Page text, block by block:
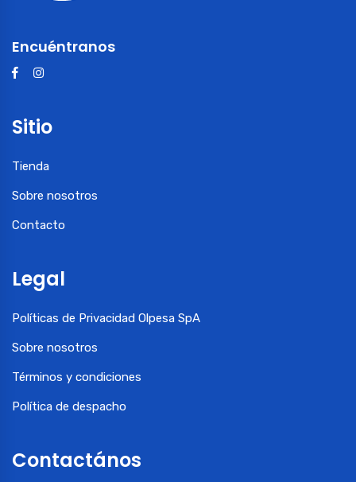
Encuéntranos
Sitio
Tienda
Sobre nosotros
Contacto
Legal
Políticas de Privacidad Olpesa SpA
Sobre nosotros
Términos y condiciones
Política de despacho
Contactános